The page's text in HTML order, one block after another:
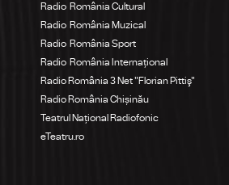
Radio România Cultural
Radio România Muzical
Radio România Sport
Radio România Internațional
Radio România 3 Net "Florian Pittiş"
Radio România Chișinău
Teatrul Național Radiofonic
eTeatru.ro